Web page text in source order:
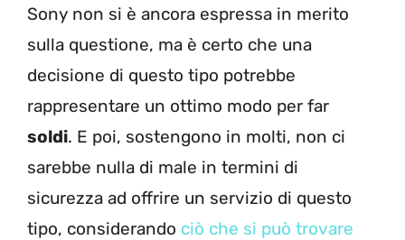
Sony non si è ancora espressa in merito
sulla questione, ma è certo che una
decisione di questo tipo potrebbe
rappresentare un ottimo modo per far
soldi. E poi, sostengono in molti, non ci
sarebbe nulla di male in termini di
sicurezza ad offrire un servizio di questo
tipo, considerando ciò che si può trovare